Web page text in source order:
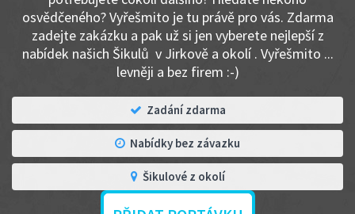
osvědčeného? Vyřešmito je tu právě pro vás. Zdarma
zadejte zakázku a pak už si jen vyberete nejlepší z
nabídek našich Šikulů v Jirkově a okolí . Vyřešmito ...
levněji a bez firem :-)
Zadání zdarma
Nabídky bez závazku
Šikulové z okolí